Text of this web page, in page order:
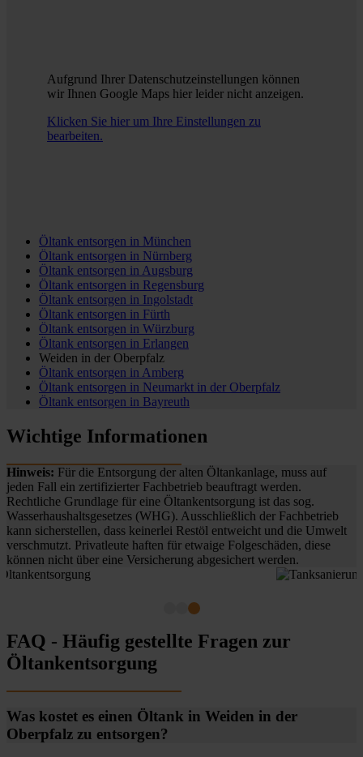
Aufgrund Ihrer Datenschutzeinstellungen können
wir Ihnen Google Maps hier leider nicht anzeigen.
Klicken Sie hier um Ihre Einstellungen zu
bearbeiten.
Öltank entsorgen in München
Öltank entsorgen in Nürnberg
Öltank entsorgen in Augsburg
Öltank entsorgen in Regensburg
Öltank entsorgen in Ingolstadt
Öltank entsorgen in Fürth
Öltank entsorgen in Würzburg
Öltank entsorgen in Erlangen
Weiden in der Oberpfalz
Öltank entsorgen in Amberg
Öltank entsorgen in Neumarkt in der Oberpfalz
Öltank entsorgen in Bayreuth
Wichtige Informationen
Hinweis: Für die Entsorgung der alten Öltankanlage, muss auf
jeden Fall ein zertifizierter Fachbetrieb beauftragt werden.
Rechtliche Grundlage für eine Öltankentsorgung ist das sog.
Wasserhaushaltsgesetzes (WHG). Ausschließlich der Fachbetrieb
kann sicherstellen, dass keinerlei Restöl entweicht und die Umwelt
verschmutzt. Privatleute haften für etwaige Folgeschäden, diese
können nicht über eine Versicherung abgesichert werden.
FAQ - Häufig gestellte Fragen zur
Öltankentsorgung
Was kostet es einen Öltank in Weiden in der
Oberpfalz zu entsorgen?